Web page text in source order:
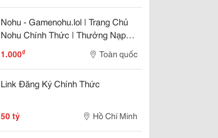
Nohu - Gamenohu.lol | Trang Chủ
Nohu Chính Thức | Thưởng Nạp
1.000₫ Toàn quốc
Link Đăng Ký Chính Thức
50 tỷ Hồ Chí Minh